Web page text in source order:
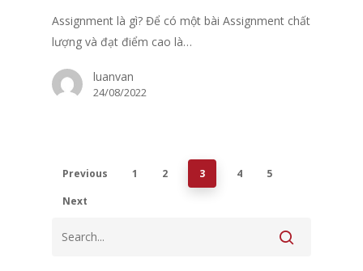
Assignment là gì? Để có một bài Assignment chất
lượng và đạt điểm cao là…
luanvan
24/08/2022
Previous 1 2 3 4
5
Next